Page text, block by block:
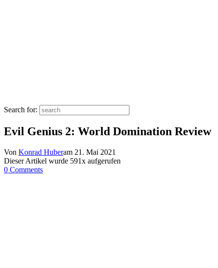
Search for:
Evil Genius 2: World Domination Review
Von Konrad Huberam 21. Mai 2021
Dieser Artikel wurde 591x aufgerufen
0 Comments